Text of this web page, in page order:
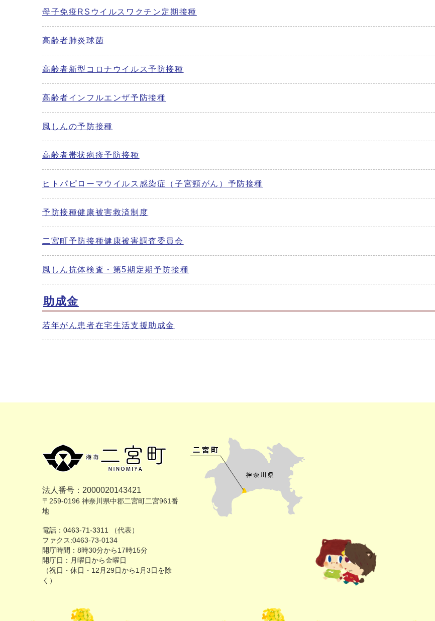
母子免疫RSウイルスワクチン定期接種
高齢者肺炎球菌
高齢者新型コロナウイルス予防接種
高齢者インフルエンザ予防接種
風しんの予防接種
高齢者帯状疱疹予防接種
ヒトパピローマウイルス感染症（子宮頸がん）予防接種
予防接種健康被害救済制度
二宮町予防接種健康被害調査委員会
風しん抗体検査・第5期定期予防接種
助成金
若年がん患者在宅生活支援助成金
法人番号：2000020143421
〒259-0196 神奈川県中郡二宮町二宮961番
地
電話： 0463-71-3311
（代表）
ファクス:0463-73-0134
開庁時間：8時30分から17時15分
開庁日：月曜日から金曜日
（祝日・休日・12月29日から1月3日を除
く）